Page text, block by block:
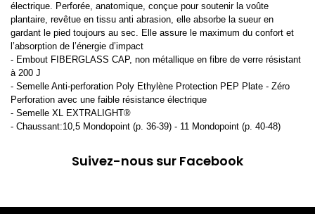
électrique. Perforée, anatomique, conçue pour soutenir la voûte
plantaire, revêtue en tissu anti abrasion, elle absorbe la sueur en
gardant le pied toujours au sec. Elle assure le maximum du confort et
l’absorption de l’énergie d’impact
- Embout FIBERGLASS CAP, non métallique en fibre de verre résistant
à 200 J
- Semelle Anti-perforation Poly Ethylène Protection PEP Plate - Zéro
Perforation avec une faible résistance électrique
- Semelle XL EXTRALIGHT®
- Chaussant:10,5 Mondopoint (p. 36-39) - 11 Mondopoint (p. 40-48)
Suivez-nous sur Facebook